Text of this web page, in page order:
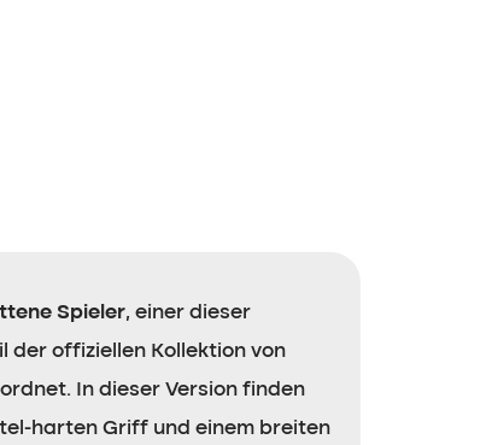
Spieler, einer dieser
der offiziellen Kollektion von
In dieser Version finden
harten Griff und einem breiten